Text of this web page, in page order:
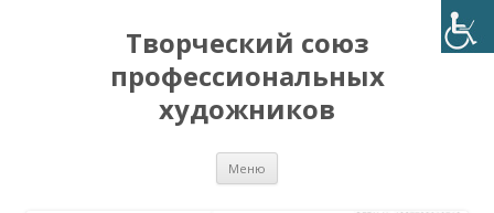
Творческий союз
профессиональных
художников
Меню